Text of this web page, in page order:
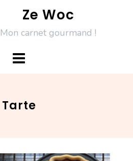
Ze Woc
Mon carnet gourmand !
Tarte